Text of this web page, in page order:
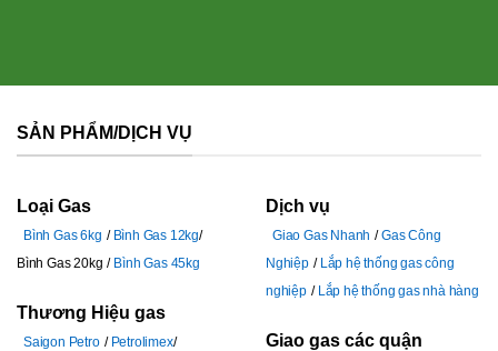
SẢN PHẨM/DỊCH VỤ
Loại Gas
Bình Gas 6kg
Bình Gas 12kg
Bình Gas 20kg
Bình Gas 45kg
Thương Hiệu gas
Saigon Petro
Petrolimex
Dịch vụ
Giao Gas Nhanh
Gas Công
Nghiệp
Lắp hệ thống gas công
nghiệp
Lắp hệ thống gas nhà hàng
Giao gas các quận